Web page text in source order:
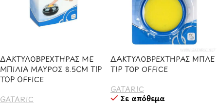
ΔΑΚΤΥΛΟΒΡΕΧΤΗΡΑΣ ΜΕ
ΜΠΙΛΙΑ ΜΑΥΡΟΣ 8.5CM TIP
TOP OFFICE
GATARIC
ΔΑΚΤΥΛΟΒΡΕΧΤΗΡΑΣ ΜΠΛΕ
TIP TOP OFFICE
GATARIC
Σε απόθεμα